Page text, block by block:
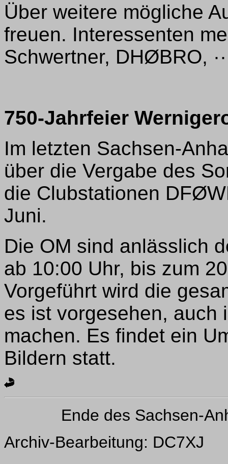
Über weitere mögliche
freuen. Interessenten
Schwertner, DHØBRO,
750-Jahrfeier
Im letzten Sachsen-
über die Vergabe des
die Clubstationen
Juni.
Die OM sind anlässlich
ab 10:00 Uhr, bis zum
Vorgeführt wird die
es ist vorgesehen, auch
machen. Es findet ein
Bildern statt.
Ende des Sachsen-
Archiv-Bearbeitung: DC7XJ